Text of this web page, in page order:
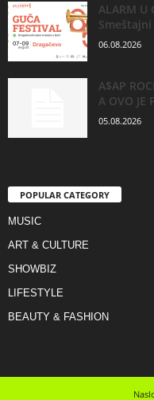
ALARM U
06.08.2026
A$AP
A OVO JE
05.08.2026
POPULAR CATEGORY
MUSIC
ART & CULTURE
SHOWBIZ
LIFESTYLE
BEAUTY & FASHION